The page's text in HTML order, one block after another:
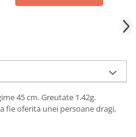
45 cm. Greutate 1.42g.
fie oferita unei persoane dragi,